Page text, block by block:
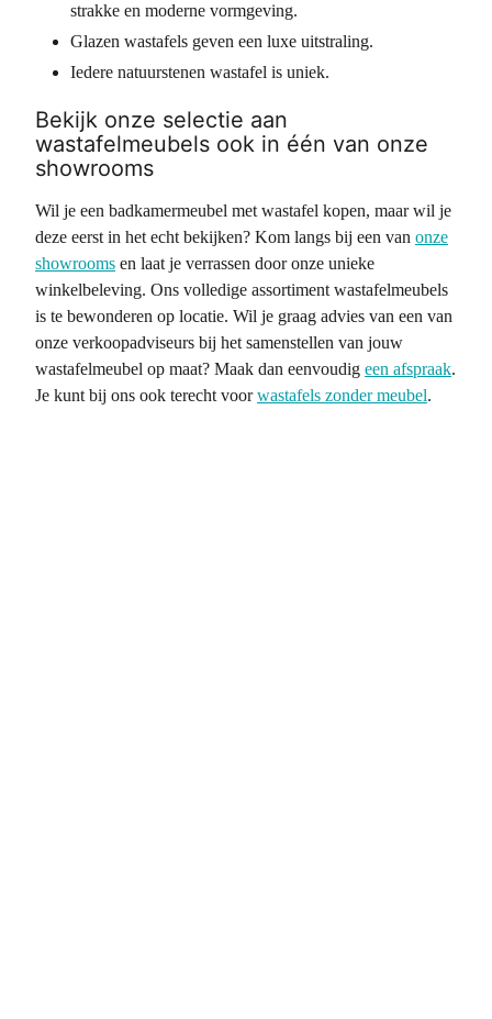
strakke en moderne vormgeving.
Glazen wastafels geven een luxe uitstraling.
Iedere natuurstenen wastafel is uniek.
Bekijk onze selectie aan
wastafelmeubels ook in één van onze
showrooms
Wil je een badkamermeubel met wastafel kopen, maar wil je
deze eerst in het echt bekijken? Kom langs bij een van onze
showrooms en laat je verrassen door onze unieke
winkelbeleving. Ons volledige assortiment wastafelmeubels
is te bewonderen op locatie. Wil je graag advies van een van
onze verkoopadviseurs bij het samenstellen van jouw
wastafelmeubel op maat? Maak dan eenvoudig een afspraak.
Je kunt bij ons ook terecht voorwastafels zonder meubel.